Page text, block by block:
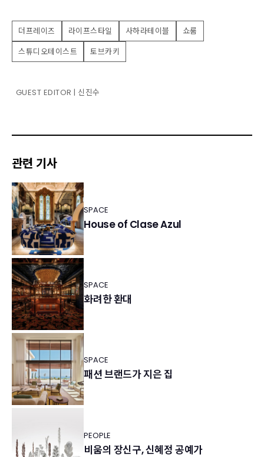
더프레이즈 라이프스타일 사하라테이블
쇼룸
스튜디오테이스트
토브카키
GUEST EDITOR | 신진수
관련 기사
SPACE
House of Clase Azul
SPACE
화려한 환대
SPACE
패션 브랜드가 지은 집
PEOPLE
비움의 장신구, 신혜정 공예가